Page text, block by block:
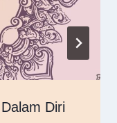
Diri